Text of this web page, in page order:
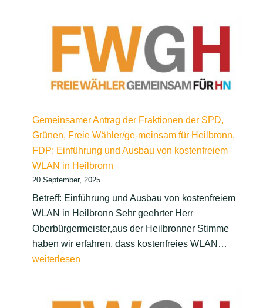
Gemeinsamer Antrag der Fraktionen der SPD,
Grünen, Freie Wähler/ge-meinsam für Heilbronn,
FDP: Einführung und Ausbau von kostenfreiem
WLAN in Heilbronn
20 September, 2025
Betreff: Einführung und Ausbau von kostenfreiem
WLAN in Heilbronn Sehr geehrter Herr
Oberbürgermeister,aus der Heilbronner Stimme
haben wir erfahren, dass kostenfreies WLAN…
der
weiterlesen